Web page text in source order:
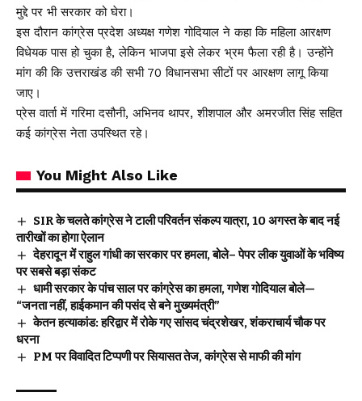
मुद्दे पर भी सरकार को घेरा।
इस दौरान कांग्रेस प्रदेश अध्यक्षगणेश गोदियाल ने कहा कि महिला आरक्षण
विधेयक पास हो चुका है, लेकिन भाजपा इसे लेकर भ्रम फैला रही है। उन्होंने
मांग की कि उत्तराखंड की सभी 70 विधानसभा सीटों पर आरक्षण लागू किया
जाए।
प्रेस वार्ता में गरिमा दसौनी, अभिनव थापर, शीशपाल और अमरजीत सिंह सहित
कई कांग्रेस नेता उपस्थित रहे।
You Might Also Like
SIR के चलते कांग्रेस ने टाली परिवर्तन संकल्प यात्रा, 10 अगस्त के बाद नई
तारीखों का होगा ऐलान
देहरादून में राहुल गांधी का सरकार पर हमला, बोले– पेपर लीक युवाओं के भविष्य
पर सबसे बड़ा संकट
धामी सरकार के पांच साल पर कांग्रेस का हमला, गणेश गोदियाल बोले—
“जनता नहीं, हाईकमान की पसंद से बने मुख्यमंत्री”
केतन हत्याकांड: हरिद्वार में रोके गए सांसद चंद्रशेखर, शंकराचार्य चौक पर
धरना
PM पर विवादित टिप्पणी पर सियासत तेज, कांग्रेस से माफी की मांग